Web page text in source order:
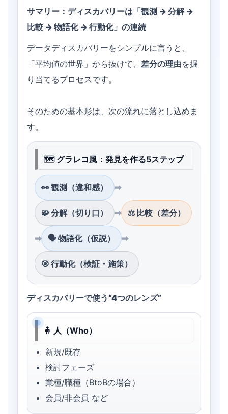
サマリー：ディスカバリーは「観測 → 分解 →
比較 → 物語化 → 行動化」の連続
データディスカバリーをシンプルに言うと、
「平均値の世界」から抜けて、 差分の理由を掘
り当てるプロセスです。
そのための基本形は、次の流れに落とし込めま
す。
🗺 グラレコ風：発見を作る5ステップ
👀 観測（違和感） ➡
🧩 分解（切り口） ➡ ⚖ 比較（差分）
➡ 🗣 物語化（仮説） ➡
🎯 行動化（検証・施策）
ディスカバリーで使う“4つのレンズ”
🧍 人（Who）
新規/既存
検討フェーズ
業種/職種（BtoBの場合）
会員/非会員 など